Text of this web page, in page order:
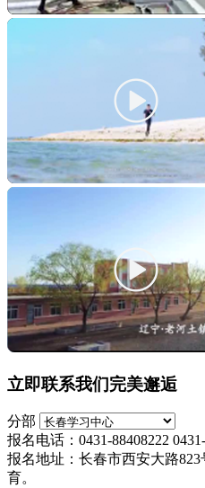
立即联系我们完美邂逅
分部
报名电话：0431-88408222
报名地址：长春市西安大路
育。